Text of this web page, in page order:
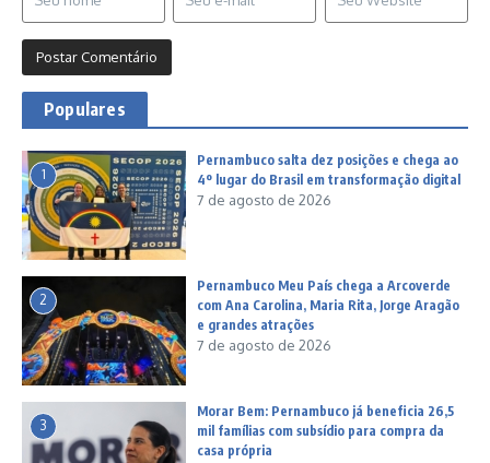
Populares
1
Pernambuco salta dez posições e chega ao
4º lugar do Brasil em transformação digital
7 de agosto de 2026
2
Pernambuco Meu País chega a Arcoverde
com Ana Carolina, Maria Rita, Jorge Aragão
e grandes atrações
7 de agosto de 2026
3
Morar Bem: Pernambuco já beneficia 26,5
mil famílias com subsídio para compra da
casa própria